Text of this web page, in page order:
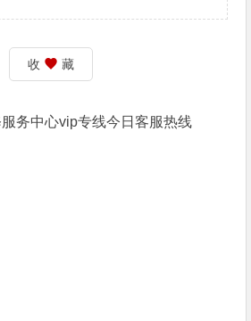
收 藏
务中心vip专线今日客服热线